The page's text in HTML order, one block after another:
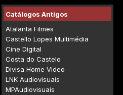
Catálogos Antigos
Atalanta Filmes
Castello Lopes Multimédia
Cine Digital
Costa do Castelo
Divisa Home Video
LNK Audiovisuais
MPAudiovisuais